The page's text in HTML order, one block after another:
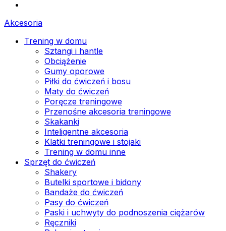
Akcesoria
Trening w domu
Sztangi i hantle
Obciążenie
Gumy oporowe
Piłki do ćwiczeń i bosu
Maty do ćwiczeń
Poręcze treningowe
Przenośne akcesoria treningowe
Skakanki
Inteligentne akcesoria
Klatki treningowe i stojaki
Trening w domu inne
Sprzęt do ćwiczeń
Shakery
Butelki sportowe i bidony
Bandaże do ćwiczeń
Pasy do ćwiczeń
Paski i uchwyty do podnoszenia ciężarów
Ręczniki